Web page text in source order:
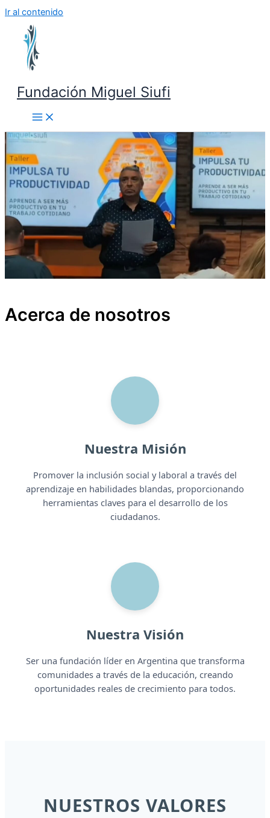
Ir al contenido
Fundación Miguel Siufi
Acerca de nosotros
Nuestra Misión
Promover la inclusión social y laboral a través del
aprendizaje en habilidades blandas, proporcionando
herramientas claves para el desarrollo de los
ciudadanos.
Nuestra Visión
Ser una fundación líder en Argentina que transforma
comunidades a través de la educación, creando
oportunidades reales de crecimiento para todos.
NUESTROS VALORES